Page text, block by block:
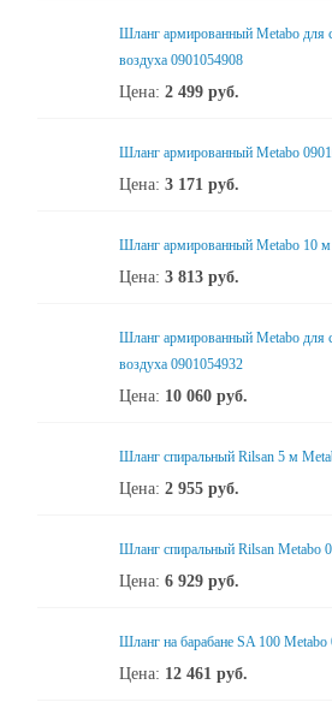
Шланг армированный Metabo для
воздуха 0901054908
Цена: 2 499 руб.
Шланг армированный Metabo
Цена: 3 171 руб.
Шланг армированный Metabo 10
Цена: 3 813 руб.
Шланг армированный Metabo для
воздуха 0901054932
Цена: 10 060 руб.
Шланг спиральный Rilsan 5 м
Цена: 2 955 руб.
Шланг спиральный Rilsan Metabo
Цена: 6 929 руб.
Шланг на барабане SA 100 Metabo
Цена: 12 461 руб.